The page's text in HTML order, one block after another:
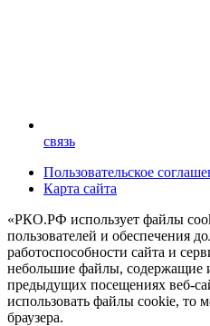
связь
Пользовательское
Карта сайта
«РКО.РФ использует файлы
пользователей и обеспечения
работоспособности сайта и
небольшие файлы, содержащие
предыдущих посещениях веб-
использовать файлы cookie, то
браузера.